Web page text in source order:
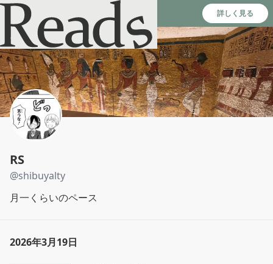
Reads - 読書のSNS＆記録アプリ 詳しく見る
RS
@shibuyalty
月一くらいのペース
2026年3月19日